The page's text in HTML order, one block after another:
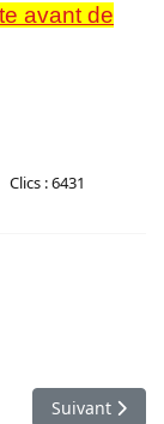
avant de
Clics : 6431
dans le
Article
Suivant